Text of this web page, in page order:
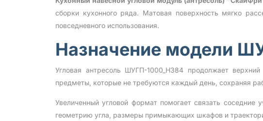
сборки кухонного ряда. Матовая поверхность мягко
повседневного использования.
Назначение модели
Угловая антресоль ШУГП-1000_Н384 продолжает
предметы, которые не требуются каждый день, сохраняя
Увеличенный угловой формат помогает связать
геометрию угла, размеры примыкающих шкафов и